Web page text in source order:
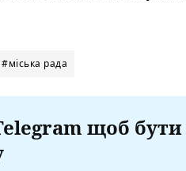
#міська рада
щоб